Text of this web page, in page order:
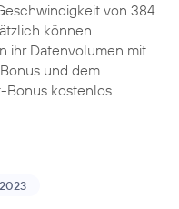
von 384
können
ihr Datenvolumen mit
und dem
Bonus kostenlos